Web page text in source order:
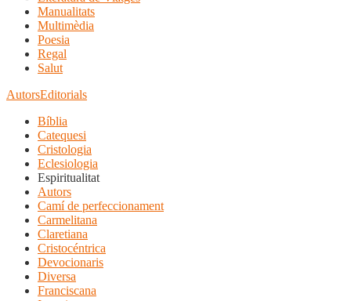
Manualitats
Multimèdia
Poesia
Regal
Salut
AutorsEditorials
Bíblia
Catequesi
Cristologia
Eclesiologia
Espiritualitat
Autors
Camí de perfeccionament
Carmelitana
Claretiana
Cristocéntrica
Devocionaris
Diversa
Franciscana